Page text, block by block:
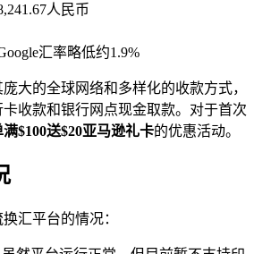
人民币
汇率略低约1.9%
大的全球网络和多样化的收款方式，
收款和银行网点现金取款。对于首次
$100送$20亚马逊礼卡的优惠活动。
汇平台的情况：